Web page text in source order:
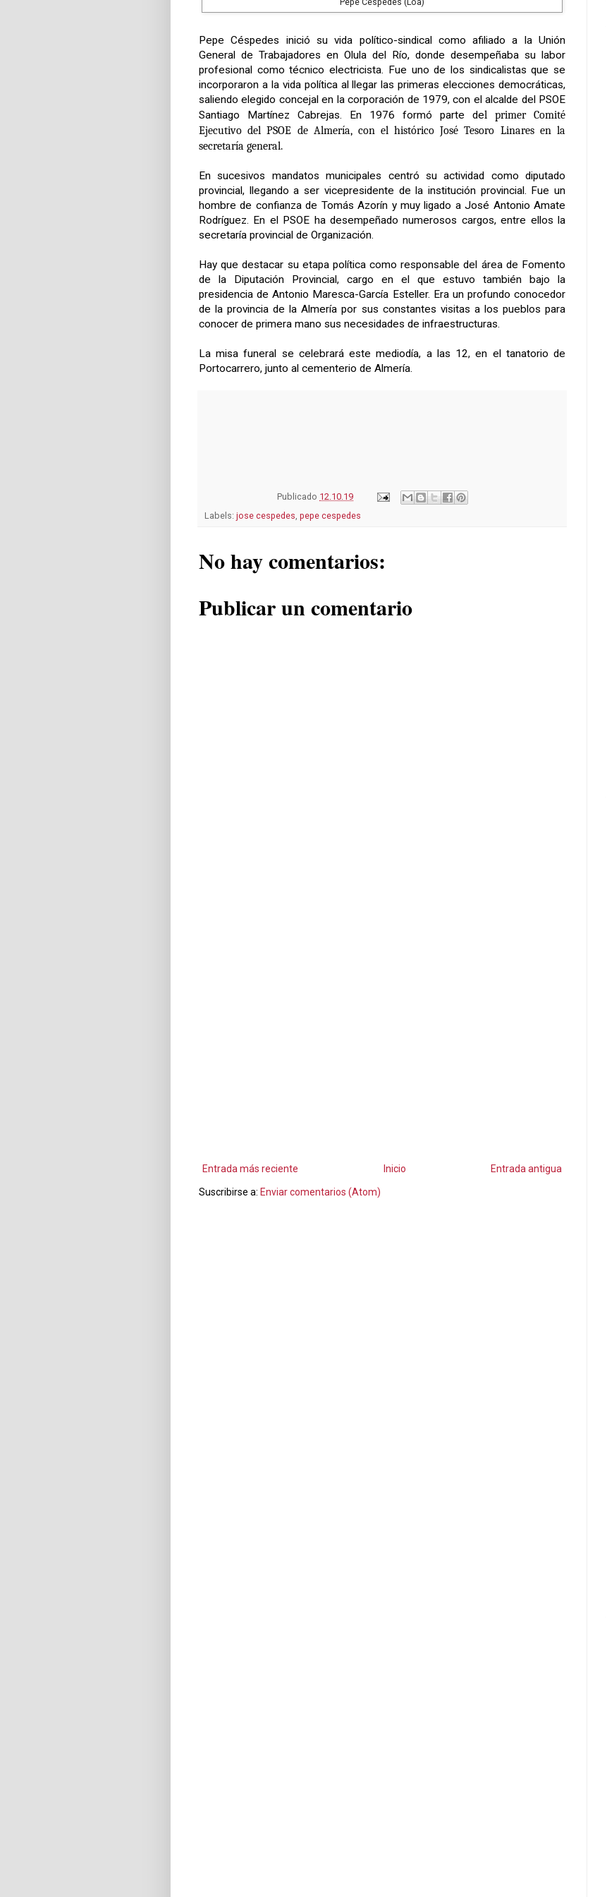
Pepe Céspedes (Loa)
Pepe Céspedes inició su vida político-sindical como afiliado a la Unión
General de Trabajadores en Olula del Río, donde desempeñaba su labor
profesional como técnico electricista. Fue uno de los sindicalistas que se
incorporaron a la vida política al llegar las primeras elecciones democráticas,
saliendo elegido concejal en la corporación de 1979, con el alcalde del PSOE
Santiago Martínez Cabrejas. En 1976 formó parte del primer Comité
Ejecutivo del PSOE de Almería, con el histórico José Tesoro Linares en la
secretaría general.
En sucesivos mandatos municipales centró su actividad como diputado
provincial, llegando a ser vicepresidente de la institución provincial. Fue un
hombre de confianza de Tomás Azorín y muy ligado a José Antonio Amate
Rodríguez. En el PSOE ha desempeñado numerosos cargos, entre ellos la
secretaría provincial de Organización.
Hay que destacar su etapa política como responsable del área de Fomento
de la Diputación Provincial, cargo en el que estuvo también bajo la
presidencia de Antonio Maresca-García Esteller. Era un profundo conocedor
de la provincia de la Almería por sus constantes visitas a los pueblos para
conocer de primera mano sus necesidades de infraestructuras.
La misa funeral se celebrará este mediodía, a las 12, en el tanatorio de
Portocarrero, junto al cementerio de Almería.
Publicado 12.10.19
Labels: jose cespedes pepe cespedes
No hay comentarios:
Publicar un comentario
Entrada más reciente Entrada antigua
Inicio
Suscribirse a: Enviar comentarios (Atom)